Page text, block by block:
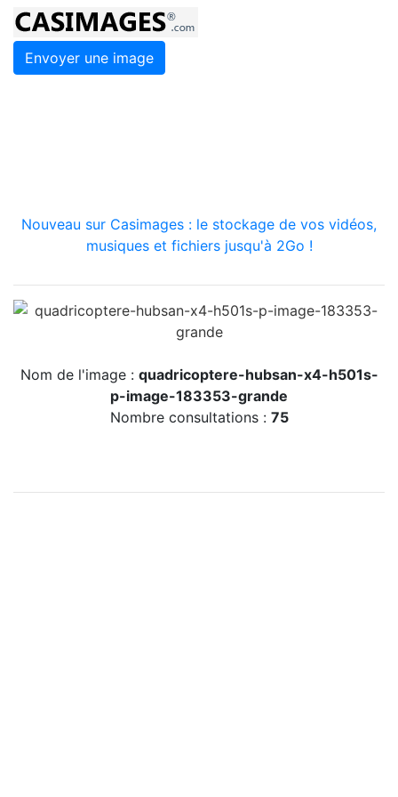
Envoyer une image
Nouveau sur Casimages : le stockage de vos vidéos,
musiques et fichiers jusqu'à 2Go !
Nom de l'image : quadricoptere-hubsan-x4-h501s-
p-image-183353-grande
Nombre consultations : 75